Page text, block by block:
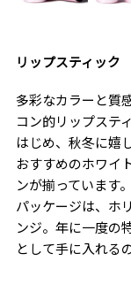
リップスティック
多彩なカラーと質
コン的リップステ
はじめ、秋冬に嬉
おすすめのホワイ
ンが揃っています。
パッケージは、ホ
ンジ。年に一度の
として手に入れる